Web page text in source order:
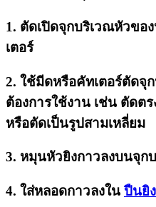
1. ตัดเปิดจุกบริเวณหัวขอ
เตอร์
2. ใช้มีดหรือคัทเตอร์ตัดจุ
ต้องการใช้งาน เช่น ตัดต
หรือตัดเป็นรูปสามเหลี่ยม
3. หมุนหัวยิงกาวลงบนจุก
4. ใส่หลอดกาวลงใน ปืนยิ